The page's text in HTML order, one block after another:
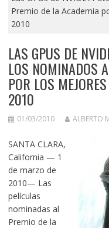
Premio de la Academia
2010
LAS GPUS DE
LOS NOMINADOS
POR LOS
2010
01/03/2010 ALBERTO
SANTA CLARA,
California — 1
de marzo de
2010— Las
películas
nominadas al
Premio de la